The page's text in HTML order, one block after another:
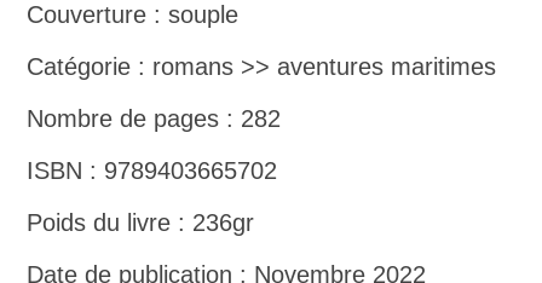
Couverture : souple
Catégorie : romans >> aventures maritimes
Nombre de pages : 282
ISBN : 9789403665702
Poids du livre : 236gr
Date de publication : Novembre 2022